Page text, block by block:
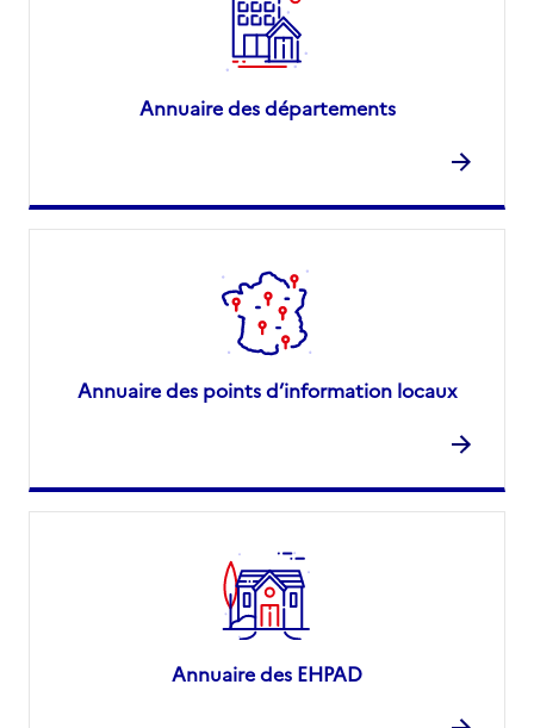
Annuaire des départements
Annuaire des points d’information locaux
Annuaire des EHPAD